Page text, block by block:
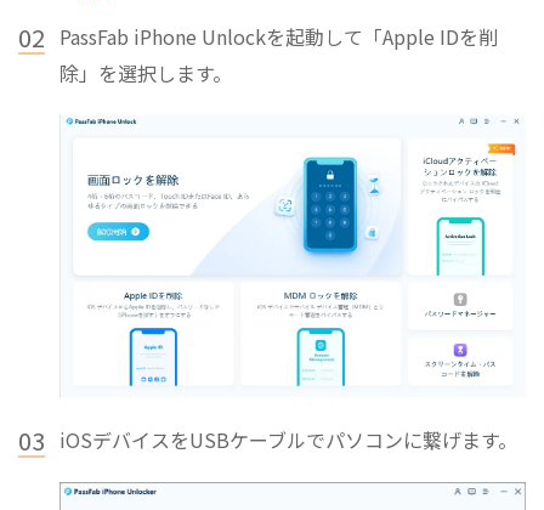
02 PassFab iPhone Unlockを起動して「Apple IDを削
除」を選択します。
03 iOSデバイスをUSBケーブルでパソコンに繋げます。